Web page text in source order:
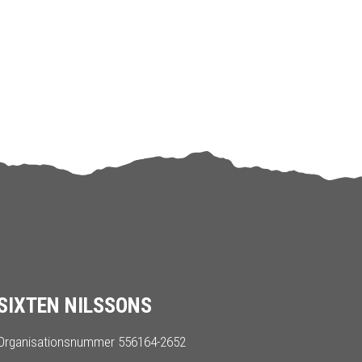
NILSSONS
556164-2652